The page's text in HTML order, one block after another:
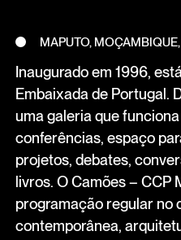
MAPUTO,
Inaugurado em 1996,
Embaixada de Portugal.
uma galeria que
conferências, espaço
projetos, debates,
livros. O Camões – CCP
programação regular no
contemporânea,